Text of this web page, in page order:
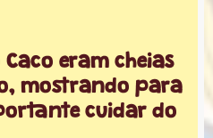
eram cheias
mostrando para
cuidar do